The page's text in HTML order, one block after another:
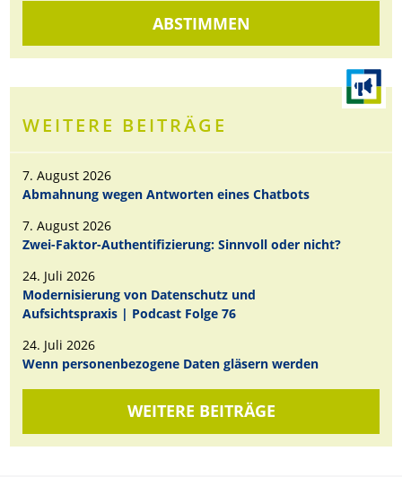
ABSTIMMEN
WEITERE BEITRÄGE
7. August 2026
Abmahnung wegen Antworten eines Chatbots
7. August 2026
Zwei-Faktor-Authentifizierung: Sinnvoll oder nicht?
24. Juli 2026
Modernisierung von Datenschutz und
Aufsichtspraxis | Podcast Folge 76
24. Juli 2026
Wenn personenbezogene Daten gläsern werden
WEITERE BEITRÄGE